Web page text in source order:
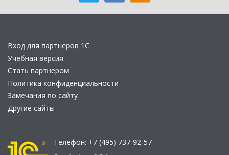
Вход для партнеров 1С
Учебная версия
Стать партнером
Политика конфиденциальности
Замечания по сайту
Другие сайты
Телефон: +7 (495) 737-92-57